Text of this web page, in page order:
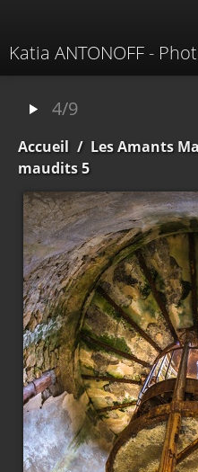
Katia ANTONOFF -
À propos
Contacter
4/9
Accueil / Les Amants
maudits 5